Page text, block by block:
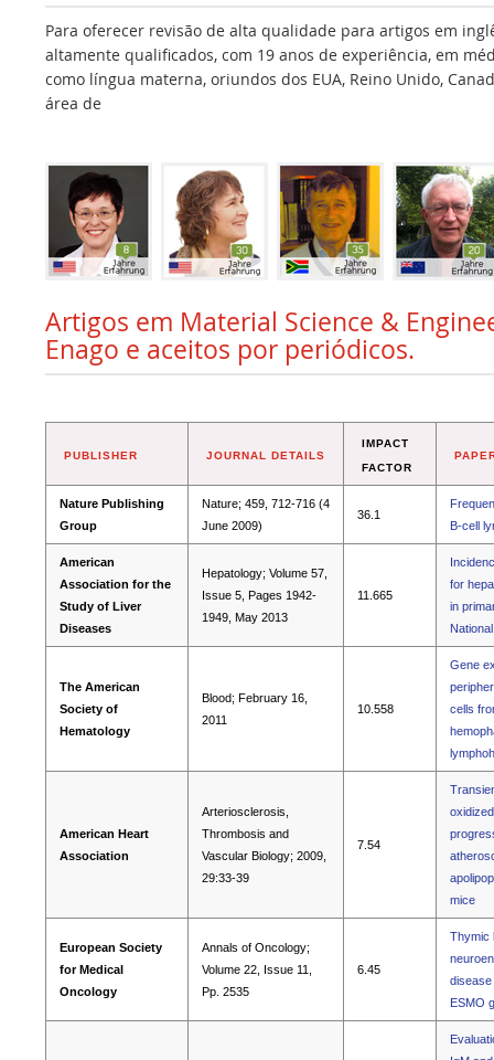
Para oferecer revisão de alta qualidade para artigos em
altamente qualificados, com 19 anos de experiência, em
como língua materna, oriundos dos EUA, Reino Unido,
área de
Artigos em Material Science &
Enago e aceitos por periódicos.
PUBLISHER JOURNAL DETAILS
IMPACT
FACTOR
Nature Publishing
Group
Nature; 459, 712-716 (4
June 2009)
36.1
B-cell
American
Association for the
Study of Liver
Diseases
Hepatology; Volume 57,
Issue 5, Pages 1942-
1949, May 2013
11.665
for
in
The American
Society of
Hematology
Blood; February 16,
2011
10.558
Gene
cells
American Heart
Association
Arteriosclerosis,
Thrombosis and
Vascular Biology; 2009,
29:33-39
7.54
mice
European Society
for Medical
Oncology
Annals of Oncology;
Volume 22, Issue 11,
Pp. 2535
6.45
Thymic
disease
ESMO